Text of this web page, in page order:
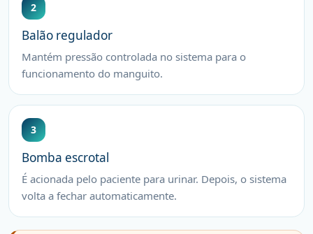
2
Balão regulador
Mantém pressão controlada no sistema para o
funcionamento do manguito.
3
Bomba escrotal
É acionada pelo paciente para urinar. Depois, o sistema
volta a fechar automaticamente.